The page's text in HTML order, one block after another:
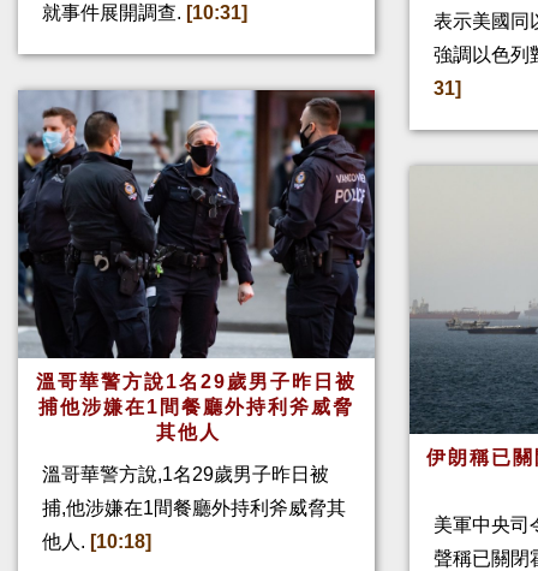
就事件展開調查. [10:31]
溫哥華警方說1名29歲男子昨日被
捕他涉嫌在1間餐廳外持利斧威脅
其他人
溫哥華警方說,1名29歲男子昨日被
捕,他涉嫌在1間餐廳外持利斧威脅其
他人. [10:18]
表示美國同
強調以色列
31]
伊朗稱已
美軍中央司
聲稱已關閉